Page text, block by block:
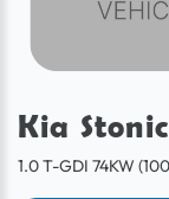
Kia Stonic
1.0 T-GDI 74KW